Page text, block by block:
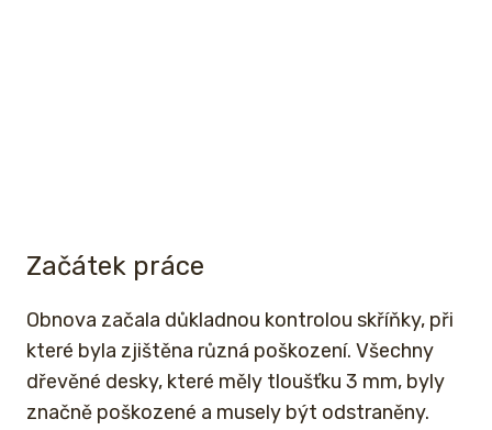
Začátek práce
Obnova začala důkladnou kontrolou skříňky, při
které byla zjištěna různá poškození. Všechny
dřevěné desky, které měly tloušťku 3 mm, byly
značně poškozené a musely být odstraněny.